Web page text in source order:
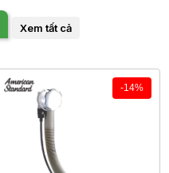
Xem tất cả
-14%